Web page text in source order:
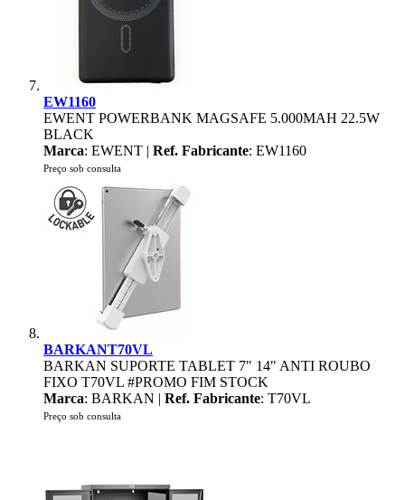
EW1160
EWENT POWERBANK MAGSAFE 5.000MAH 22.5W
BLACK
Marca: EWENT | Ref. Fabricante: EW1160
Preço sob consulta
BARKANT70VL
BARKAN SUPORTE TABLET 7" 14" ANTI ROUBO
FIXO T70VL #PROMO FIM STOCK
Marca: BARKAN | Ref. Fabricante: T70VL
Preço sob consulta